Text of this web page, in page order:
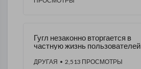
Гугл незаконно вторгается в
частную жизнь пользователей
ДРУГАЯ • 2,513 ПРОСМОТРЫ